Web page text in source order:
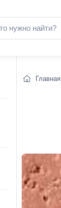
Главная